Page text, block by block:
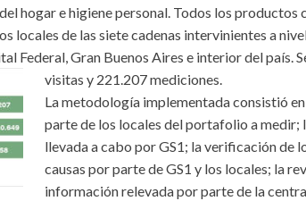
hogar e higiene personal. Todos los productos
locales de las siete cadenas intervinientes a
Federal, Gran Buenos Aires e interior del país.
visitas y 221.207 mediciones.
La metodología implementada consistió
parte de los locales del portafolio a medir;
llevada a cabo por GS1; la verificación de
causas por parte de GS1 y los locales; la
información relevada por parte de la